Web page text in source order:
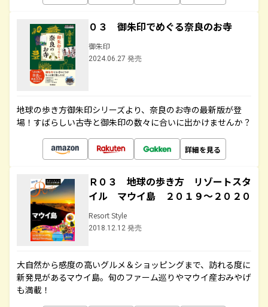
０３ 御朱印でめぐる奈良のお寺
御朱印
2024.06.27 発売
地球の歩き方御朱印シリーズより、奈良のお寺の最新版が登
場！すばらしい古寺と御朱印の数々に合いに出かけませんか？
詳細を見る
Ｒ０３ 地球の歩き方 リゾートスタ
イル マウイ島 ２０１９～２０２０
Resort Style
2018.12.12 発売
大自然から感度の高いグルメ＆ショッピングまで、訪れる度に
新発見があるマウイ島。旬のファーム巡りやマウイ産おみやげ
も満載！